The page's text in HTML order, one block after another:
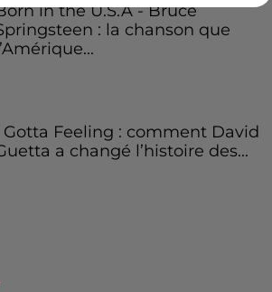
in the U.S.A - Bruce
: la chanson que
Gotta Feeling : comment David
a changé l’histoire des...